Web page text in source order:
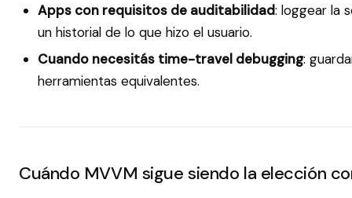
Apps con requisitos de auditabilidad: loggear la
un historial de lo que hizo el usuario.
Cuando necesitás time-travel debugging:
herramientas equivalentes.
Cuándo MVVM sigue siendo la elección